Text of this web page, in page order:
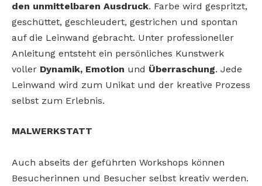
den unmittelbaren Ausdruck. Farbe wird gespritzt,
geschüttet, geschleudert, gestrichen und spontan
auf die Leinwand gebracht. Unter professioneller
Anleitung entsteht ein persönliches Kunstwerk
voller Dynamik, Emotion und Überraschung. Jede
Leinwand wird zum Unikat und der kreative Prozess
selbst zum Erlebnis.
MALWERKSTATT
Auch abseits der geführten Workshops können
Besucherinnen und Besucher selbst kreativ werden.